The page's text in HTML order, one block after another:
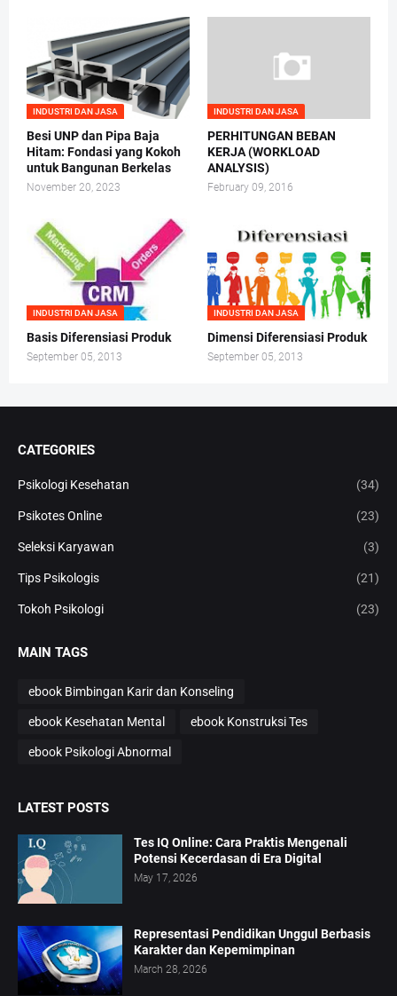
INDUSTRI DAN JASA
Besi UNP dan Pipa Baja
Hitam: Fondasi yang Kokoh
untuk Bangunan Berkelas
November 20, 2023
INDUSTRI DAN JASA
PERHITUNGAN BEBAN
KERJA (WORKLOAD
ANALYSIS)
February 09, 2016
INDUSTRI DAN JASA
Basis Diferensiasi Produk
September 05, 2013
INDUSTRI DAN JASA
Dimensi Diferensiasi Produk
September 05, 2013
CATEGORIES
Psikologi Kesehatan (34)
Psikotes Online (23)
Seleksi Karyawan (3)
Tips Psikologis (21)
Tokoh Psikologi (23)
MAIN TAGS
ebook Bimbingan Karir dan Konseling
ebook Kesehatan Mental ebook Konstruksi Tes
ebook Psikologi Abnormal
LATEST POSTS
Tes IQ Online: Cara Praktis Mengenali
Potensi Kecerdasan di Era Digital
May 17, 2026
Representasi Pendidikan Unggul Berbasis
Karakter dan Kepemimpinan
March 28, 2026